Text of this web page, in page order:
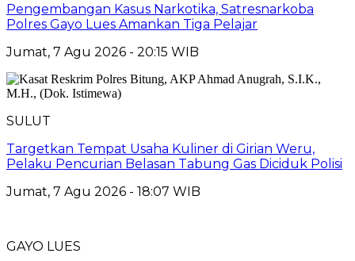
Pengembangan Kasus Narkotika, Satresnarkoba
Polres Gayo Lues Amankan Tiga Pelajar
Jumat, 7 Agu 2026 - 20:15 WIB
SULUT
Targetkan Tempat Usaha Kuliner di Girian Weru,
Pelaku Pencurian Belasan Tabung Gas Diciduk Polisi
Jumat, 7 Agu 2026 - 18:07 WIB
GAYO LUES